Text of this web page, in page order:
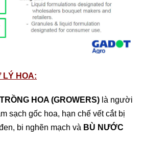
LÝ HOA:
HOA (GROWERS) là người
sạch gốc hoa, hạn chế vết cắt bị
bi nghẽn mạch và BÙ NƯỚC